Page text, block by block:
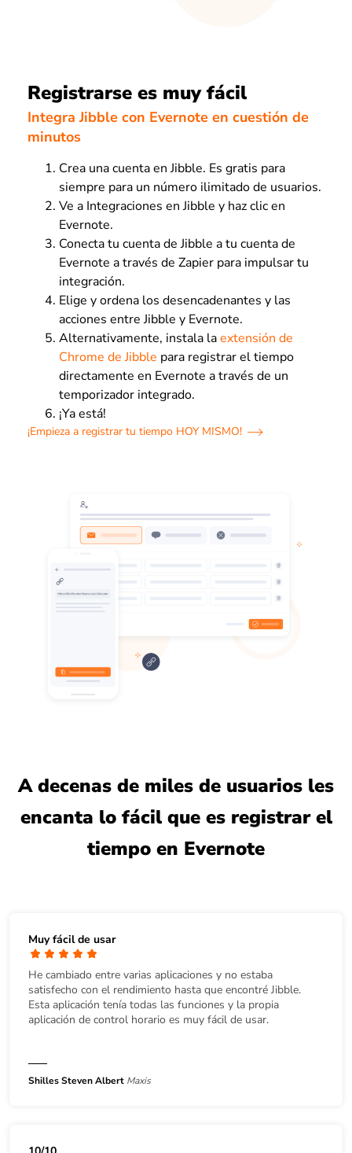
Registrarse es muy fácil
Integra Jibble con Evernote en cuestión de
minutos
Crea una cuenta en Jibble. Es gratis para
siempre para un número ilimitado de usuarios.
Ve a Integraciones en Jibble y haz clic en
Evernote.
Conecta tu cuenta de Jibble a tu cuenta de
Evernote a través de Zapier para impulsar tu
integración.
Elige y ordena los desencadenantes y las
acciones entre Jibble y Evernote.
Alternativamente, instala laextensión de
Chrome de Jibble para registrar el tiempo
directamente en Evernote a través de un
temporizador integrado.
¡Ya está!
¡Empieza a registrar tu tiempo HOY MISMO!
A decenas de miles de usuarios les
encanta lo fácil que es registrar el
tiempo en Evernote
Muy fácil de usar
He cambiado entre varias aplicaciones y no estaba
satisfecho con el rendimiento hasta que encontré Jibble.
Esta aplicación tenía todas las funciones y la propia
aplicación de control horario es muy fácil de usar.
Shilles Steven Albert Maxis